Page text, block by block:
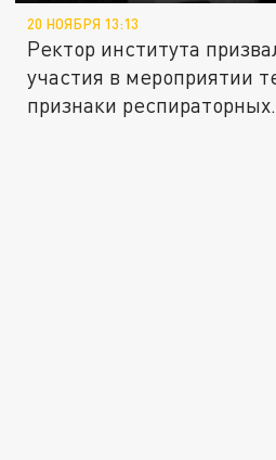
20 НОЯБРЯ 13:13
Ректор института
участия в мероприятии
признаки